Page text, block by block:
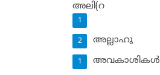
അലി(റ
1
അല്ലാഹു
2
അവകാശികള്‍
1